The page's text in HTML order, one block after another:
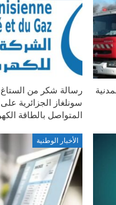
رسالة شكر من
سونلغاز الجزائرية
المتواصل بالطاقة
الأخبار الوطنية